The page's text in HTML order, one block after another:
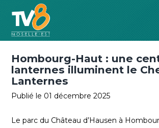
Hombourg-Haut : une
lanternes illuminent le
Lanternes
Publié le 01 décembre 2025
Le parc du Château d’Hausen à